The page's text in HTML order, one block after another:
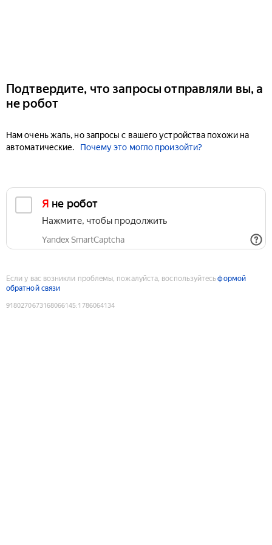
Подтвердите, что запросы отправляли вы, а
не робот
Нам очень жаль, но запросы с вашего устройства похожи на
автоматические.
Почему это могло произойти?
Я не робот
Нажмите, чтобы продолжить
Yandex SmartCaptcha
Если у вас возникли проблемы, пожалуйста, воспользуйтесьформой
обратной связи
9180270673168066145:1786064134